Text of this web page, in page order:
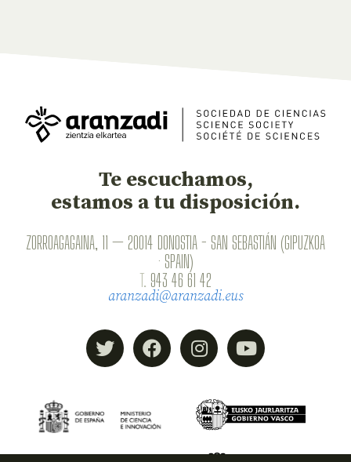
Te escuchamos,
estamos a tu disposición.
ZORROAGAGAINA, 11 — 20014 DONOSTIA - SAN SEBASTIÁN (GIPUZKOA
· SPAIN)
T. 943 46 61 42
aranzadi@aranzadi.eus